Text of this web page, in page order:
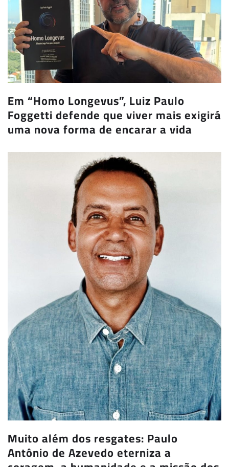
Em “Homo Longevus”, Luiz Paulo
Foggetti defende que viver mais exigirá
uma nova forma de encarar a vida
Muito além dos resgates: Paulo
Antônio de Azevedo eterniza a